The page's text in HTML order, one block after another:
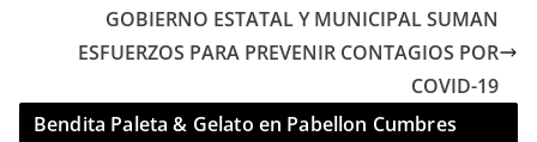
GOBIERNO ESTATAL Y MUNICIPAL SUMAN
ESFUERZOS PARA PREVENIR CONTAGIOS POR
COVID-19
Bendita Paleta & Gelato en Pabellon Cumbres